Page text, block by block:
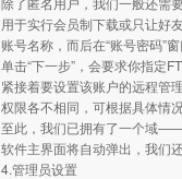
用于实行会员制下载或只让好
账号名称，而后在“账号密码”
单击“下一步”，会要求你指定
紧接着要设置该账户的远程管
权限各不相同，可根据具体情
至此，我们已拥有了一个域
软件主界面将自动弹出，我们
4.管理员设置